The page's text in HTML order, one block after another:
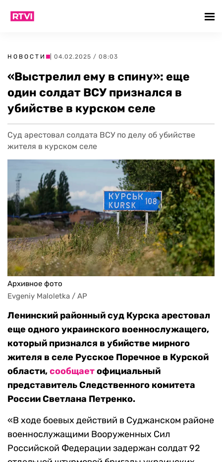
НОВОСТИ | 04.02.2025 / 08:03
«Выстрелил ему в спину»: еще
один солдат ВСУ признался в
убийстве в курском селе
Суд арестовал солдата ВСУ по делу об убийстве
жителя в курском селе
Архивное фото
Evgeniy Maloletka / AP
Ленинский районный суд Курска арестовал
еще одного украинского военнослужащего,
который признался в убийстве мирного
жителя в селе Русское Поречное в Курской
области,сообщаетофициальный
представитель Следственного комитета
России Светлана Петренко.
«В ходе боевых действий в Суджанском районе
военнослужащими Вооруженных Сил
Российской Федерации задержан солдат 92